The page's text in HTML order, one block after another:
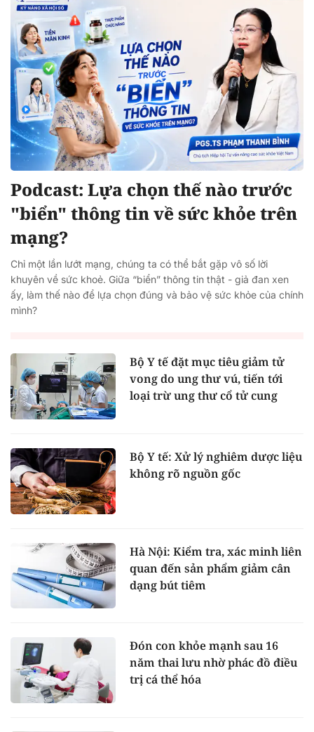
Podcast: Lựa chọn thế nào trước
"biển" thông tin về sức khỏe trên
mạng?
Chỉ một lần lướt mạng, chúng ta có thể bắt gặp vô số lời
khuyên về sức khoẻ. Giữa “biển” thông tin thật - giả đan xen
ấy, làm thế nào để lựa chọn đúng và bảo vệ sức khỏe của chính
mình?
Bộ Y tế đặt mục tiêu giảm tử
vong do ung thư vú, tiến tới
loại trừ ung thư cổ tử cung
Bộ Y tế: Xử lý nghiêm dược liệu
không rõ nguồn gốc
Hà Nội: Kiểm tra, xác minh liên
quan đến sản phẩm giảm cân
dạng bút tiêm
Đón con khỏe mạnh sau 16
năm thai lưu nhờ phác đồ điều
trị cá thể hóa